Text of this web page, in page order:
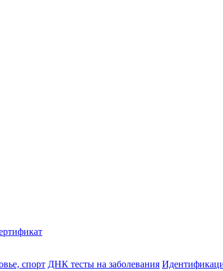
спорт ДНК тесты на заболевания